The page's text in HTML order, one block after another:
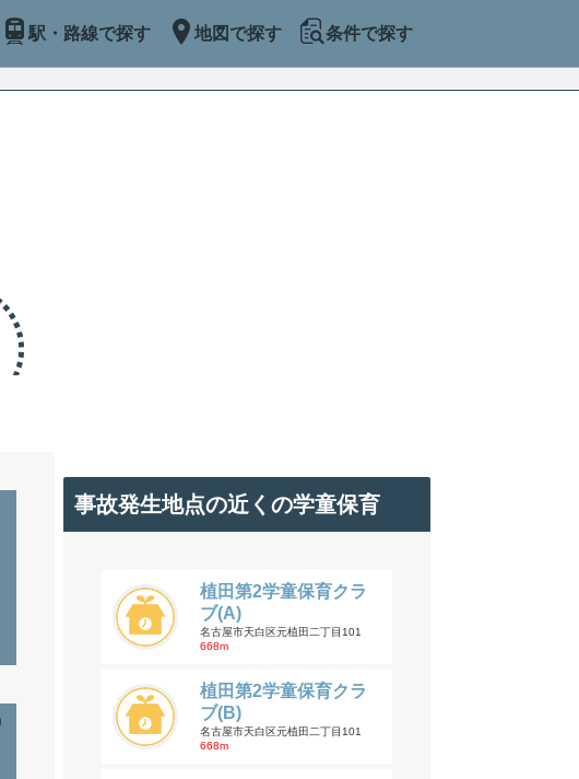
駅・路線で探す 地図で探す 条件で探す
事故発生地点の近くの学童保育
植田第2学童保育クラ
ブ(A)
名古屋市天白区元植田二丁目101
668m
植田第2学童保育クラ
ブ(B)
名古屋市天白区元植田二丁目101
668m